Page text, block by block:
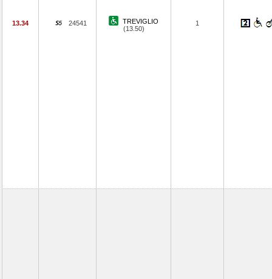
13.34 24541
TREVIGLIO
(13.50)
1